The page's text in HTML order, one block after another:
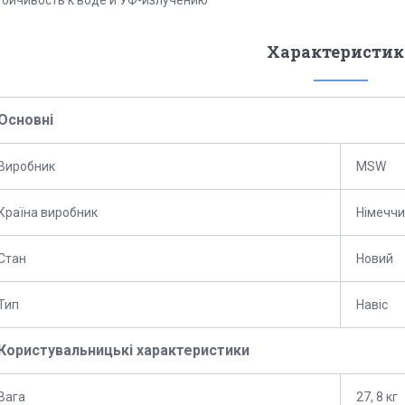
MSW
виробник
Новий
Навіс
характеристики
27, 8 кг